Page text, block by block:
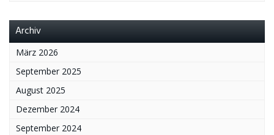
Archiv
März 2026
September 2025
August 2025
Dezember 2024
September 2024